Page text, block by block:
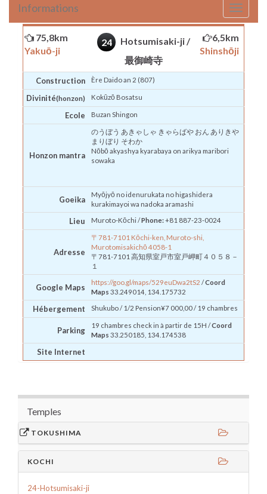
Informations
75,8km
Yakuō-ji
24
Hotsumisaki-ji /
最御崎寺
6,5km
Shinshōji
Construction Ère Daido an 2 (807)
Divinité(honzon) Kokūzō Bosatsu
Ecole Buzan Shingon
Honzon mantra
のうぼう あきゃしゃ きゃらばや おん ありきや
まりぼり そわか
Nōbō akyashya kyarabaya on arikya maribori
sowaka
Goeika
Myōjyō no idenurukata no higashidera
kurakimayoi wa nadoka aramashi
Lieu Muroto-Kōchi /Phone:+81 887-23-0024
Adresse
〒781-7101 Kōchi-ken, Muroto-shi,
Murotomisakichō 4058-1
〒781-7101 高知県室戸市室戸岬町４０５８－
１
Google Maps
https://goo.gl/maps/529euDwa2tS2 /Coord
Maps 33.249014, 134.175732
Hébergement Shukubo / 1/2 Pension¥7 000,00 / 19 chambres
Parking
19 chambres check in à partir de 15H /Coord
Maps 33.250185, 134.174538
Site Internet
Temples
TOKUSHIMA
KOCHI
24-Hotsumisaki-ji